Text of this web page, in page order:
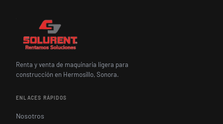
Renta y venta de maquinaria ligera para
construcción en Hermosillo, Sonora.
ENLACES RÁPIDOS
Nosotros